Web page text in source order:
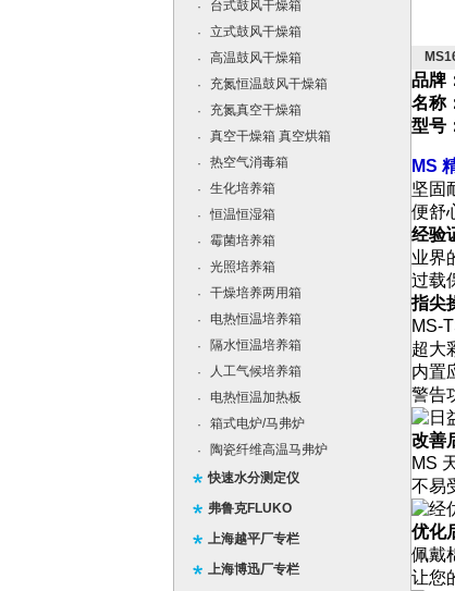
·
台式鼓风干燥箱
·
立式鼓风干燥箱
·
高温鼓风干燥箱
·
充氮恒温鼓风干燥箱
·
充氮真空干燥箱
·
真空干燥箱 真空烘箱
·
热空气消毒箱
·
生化培养箱
·
恒温恒湿箱
·
霉菌培养箱
·
光照培养箱
·
干燥培养两用箱
·
电热恒温培养箱
·
隔水恒温培养箱
·
人工气候培养箱
·
电热恒温加热板
·
箱式电炉/马弗炉
·
陶瓷纤维高温马弗炉
快速水分测定仪
弗鲁克FLUKO
上海越平厂专栏
上海博迅厂专栏
品牌
名称
型号
MS
坚固
便舒
经验
业界
过载
指尖
MS-
超大
内置
警告
改善
MS
不易
优化
佩戴
让您